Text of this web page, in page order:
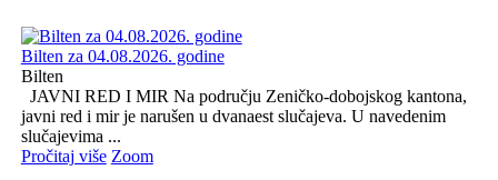
Bilten za 04.08.2026. godine
Bilten
JAVNI RED I MIR Na području Zeničko-dobojskog kantona,
javni red i mir je narušen u dvanaest slučajeva. U navedenim
slučajevima ...
Pročitaj više Zoom